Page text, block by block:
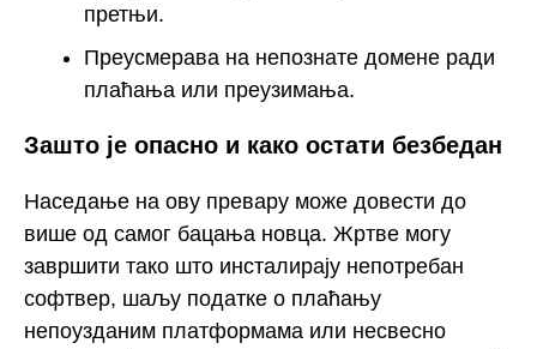
претњи.
Преусмерава на непознате домене ради
плаћања или преузимања.
Зашто је опасно и како остати безбедан
Наседање на ову превару може довести до
више од самог бацања новца. Жртве могу
завршити тако што инсталирају непотребан
софтвер, шаљу податке о плаћању
непоузданим платформама или несвесно